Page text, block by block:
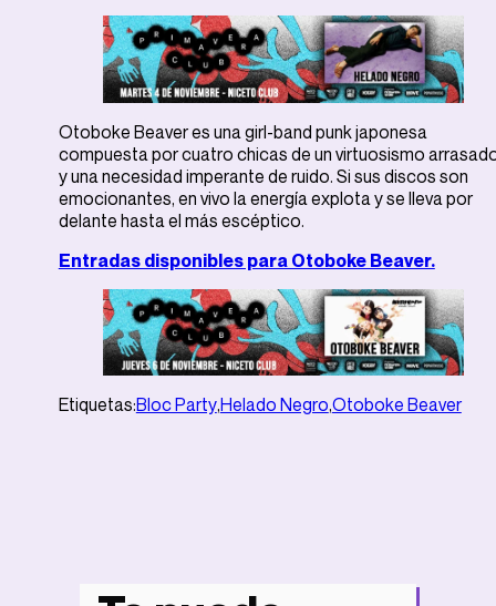
Otoboke Beaver es una girl-band punk japonesa
compuesta por cuatro chicas de un virtuosismo
y una necesidad imperante de ruido. Si sus discos son
emocionantes, en vivo la energía explota y se lleva por
delante hasta el más escéptico.
Entradas disponibles para Otoboke Beaver.
Etiquetas:Bloc Party,Helado Negro,Otoboke Beaver